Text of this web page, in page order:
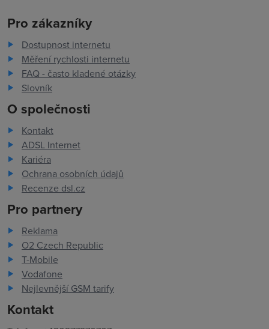
Pro zákazníky
Dostupnost internetu
Měření rychlosti internetu
FAQ - často kladené otázky
Slovník
O společnosti
Kontakt
ADSL Internet
Kariéra
Ochrana osobních údajů
Recenze dsl.cz
Pro partnery
Reklama
O2 Czech Republic
T-Mobile
Vodafone
Nejlevnější GSM tarify
Kontakt